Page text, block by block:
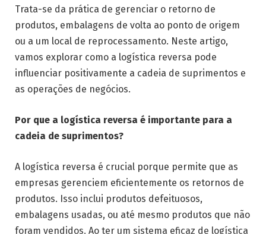
Trata-se da prática de gerenciar o retorno de
produtos, embalagens de volta ao ponto de origem
ou a um local de reprocessamento. Neste artigo,
vamos explorar como a logística reversa pode
influenciar positivamente a cadeia de suprimentos e
as operações de negócios.
Por que a logística reversa é importante para a
cadeia de suprimentos?
A logística reversa é crucial porque permite que as
empresas gerenciem eficientemente os retornos de
produtos. Isso inclui produtos defeituosos,
embalagens usadas, ou até mesmo produtos que não
foram vendidos. Ao ter um sistema eficaz de logística